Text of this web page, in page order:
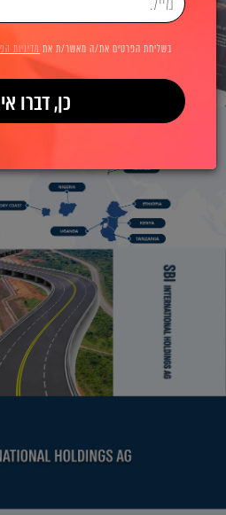
בשליחת הפרטים את/ה מאשר/ת את מדיניות
כן, דברו